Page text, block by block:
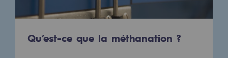
Qu’est-ce que la méthanation ?